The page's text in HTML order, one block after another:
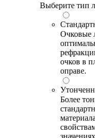
Выберите тип
Очковые
очков в
оправе.
Более